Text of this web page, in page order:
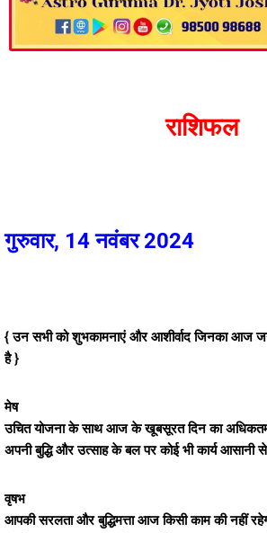
राशिफल
गुरुवार, 14 नवंबर 2024
{ उन सभी को शुभकामनाएं और आशीर्वाद जिनका आज
है }
मेष
उचित योजना के साथ आज के खूबसूरत दिन का
अपनी बुद्धि और उत्साह के बल पर कोई भी कार्य आसानी
वृषभ
आपकी सरलता और बुद्धिमत्ता आज किसी काम की नहीं